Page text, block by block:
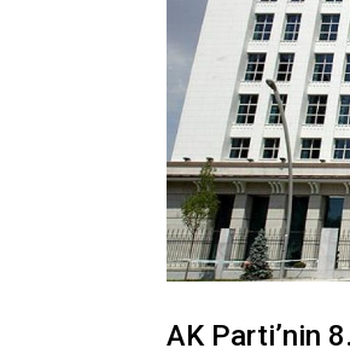
AK Parti’nin